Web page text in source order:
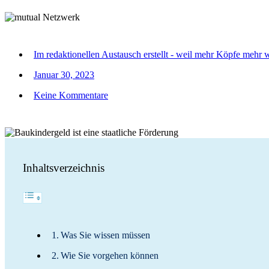
Im redaktionellen Austausch erstellt - weil mehr Köpfe mehr
Januar 30, 2023
Keine Kommentare
Inhaltsverzeichnis
Was Sie wissen müssen
Wie Sie vorgehen können